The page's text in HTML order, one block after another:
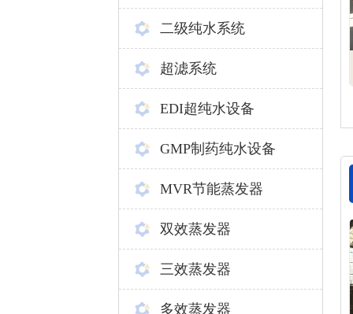
二级纯水系统
超滤系统
EDI超纯水设备
GMP制药纯水设备
MVR节能蒸发器
双效蒸发器
三效蒸发器
多效蒸发器